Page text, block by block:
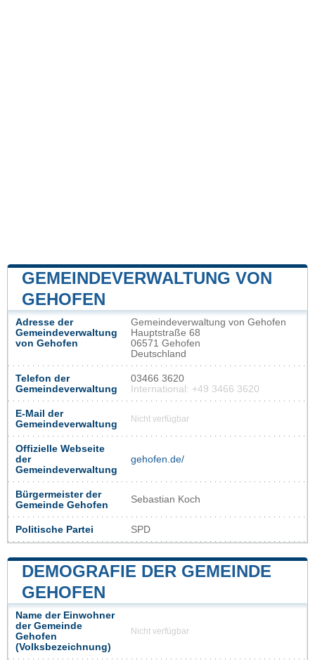
GEMEINDEVERWALTUNG VON
GEHOFEN
Adresse der
Gemeindeverwaltung
von Gehofen
Gemeindeverwaltung von Gehofen
Hauptstraße 68
06571 Gehofen
Deutschland
Telefon der
Gemeindeverwaltung
03466 3620
International: +49 3466 3620
E-Mail der
Gemeindeverwaltung
Nicht verfügbar
Offizielle Webseite
der
Gemeindeverwaltung
gehofen.de/
Bürgermeister der
Gemeinde Gehofen
Sebastian Koch
Politische Partei SPD
DEMOGRAFIE DER GEMEINDE
GEHOFEN
Name der Einwohner
der Gemeinde
Gehofen
(Volksbezeichnung)
Nicht verfügbar